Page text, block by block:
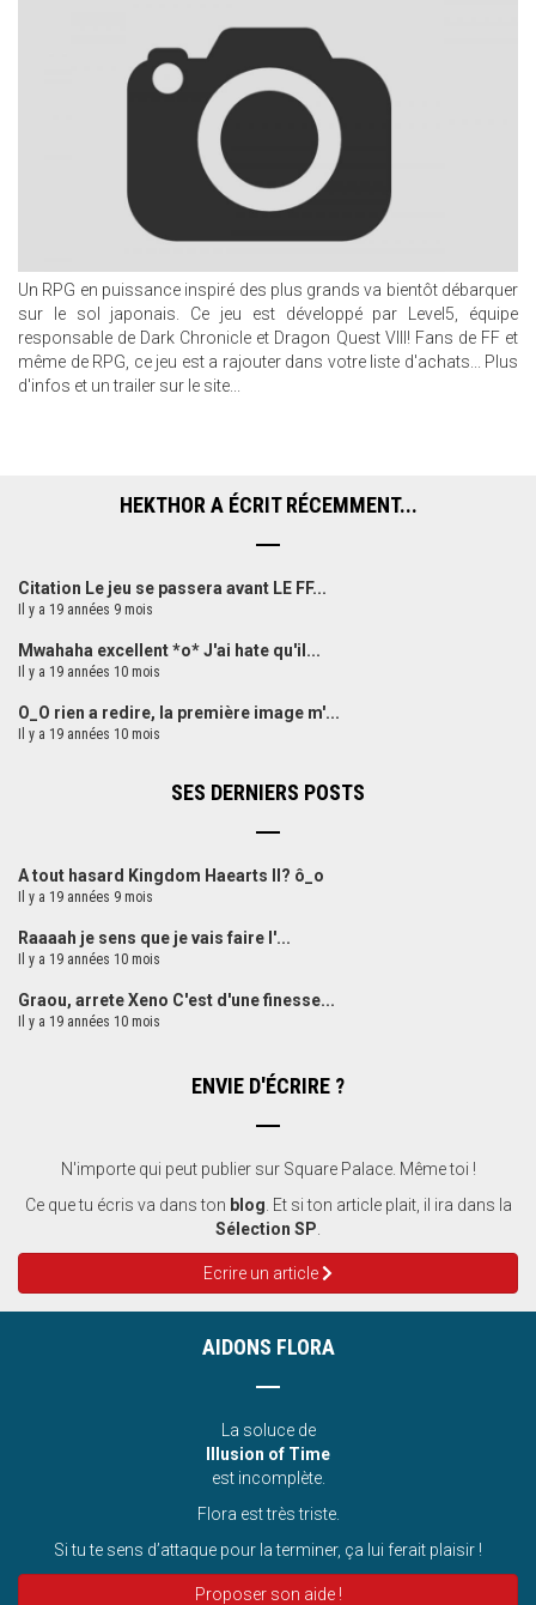
Un RPG en puissance inspiré des plus grands va bientôt débarquer
sur le sol japonais. Ce jeu est développé par Level5, équipe
responsable de Dark Chronicle et Dragon Quest VIII! Fans de FF et
même de RPG, ce jeu est a rajouter dans votre liste d'achats... Plus
d'infos et un trailer sur le site...
HEKTHOR A ÉCRIT RÉCEMMENT...
Citation Le jeu se passera avant LE FF...
Il y a 19 années 9 mois
Mwahaha excellent *o* J'ai hate qu'il...
Il y a 19 années 10 mois
O_O rien a redire, la première image m'...
Il y a 19 années 10 mois
SES DERNIERS POSTS
A tout hasard Kingdom Haearts II? ô_o
Il y a 19 années 9 mois
Raaaah je sens que je vais faire l'...
Il y a 19 années 10 mois
Graou, arrete Xeno C'est d'une finesse...
Il y a 19 années 10 mois
ENVIE D'ÉCRIRE ?
N'importe qui peut publier sur Square Palace. Même toi !
Ce que tu écris va dans ton blog . Et si ton article plait, il ira dans la
Sélection SP
Ecrire un article
AIDONS FLORA
La soluce de
Illusion of Time
est incomplète.
Flora est très triste.
Si tu te sens d’attaque pour la terminer, ça lui ferait plaisir !
Proposer son aide !